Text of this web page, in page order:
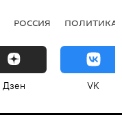
РОССИЯ ПОЛИТИКА
Дзен VK